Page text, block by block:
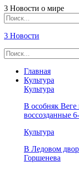
3 Новости о мире
3 Новости
Главная
Культура
Культура
В особняк Веге
воссозданные
Культура
В Ледовом
Горшенева